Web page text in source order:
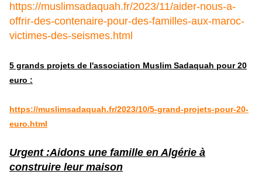
https://muslimsadaquah.fr/2023/11/aider-nous-a-
offrir-des-contenaire-pour-des-familles-aux-maroc-
victimes-des-seismes.html
5 grands projets de l'association Muslim Sadaquah pour 20
euro :
https://muslimsadaquah.fr/2023/10/5-grand-projets-pour-20-
euro.html
Urgent :Aidons une famille en Algérie à
construire leur maison